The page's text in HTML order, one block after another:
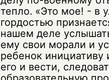
тепло. «Это мое! - в
гордостью
нашем деле
ему свои морали и
ребенок инициативу
его и вести,